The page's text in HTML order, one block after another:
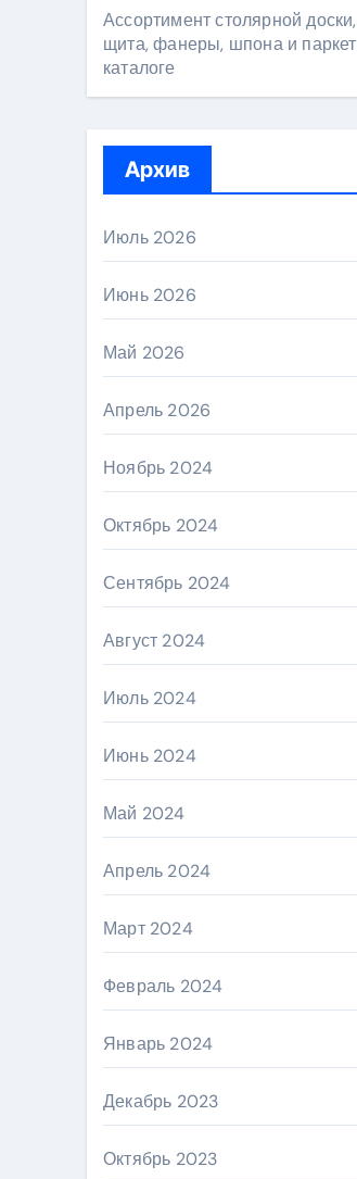
Ассортимент столярной
щита, фанеры, шпона и
каталоге
Архив
Июль 2026
Июнь 2026
Май 2026
Апрель 2026
Ноябрь 2024
Октябрь 2024
Сентябрь 2024
Август 2024
Июль 2024
Июнь 2024
Май 2024
Апрель 2024
Март 2024
Февраль 2024
Январь 2024
Декабрь 2023
Октябрь 2023